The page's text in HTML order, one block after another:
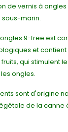
de vernis à
marin.
9-free est
et contient
qui stimulent
ongles.
sont d'origine
de la canne